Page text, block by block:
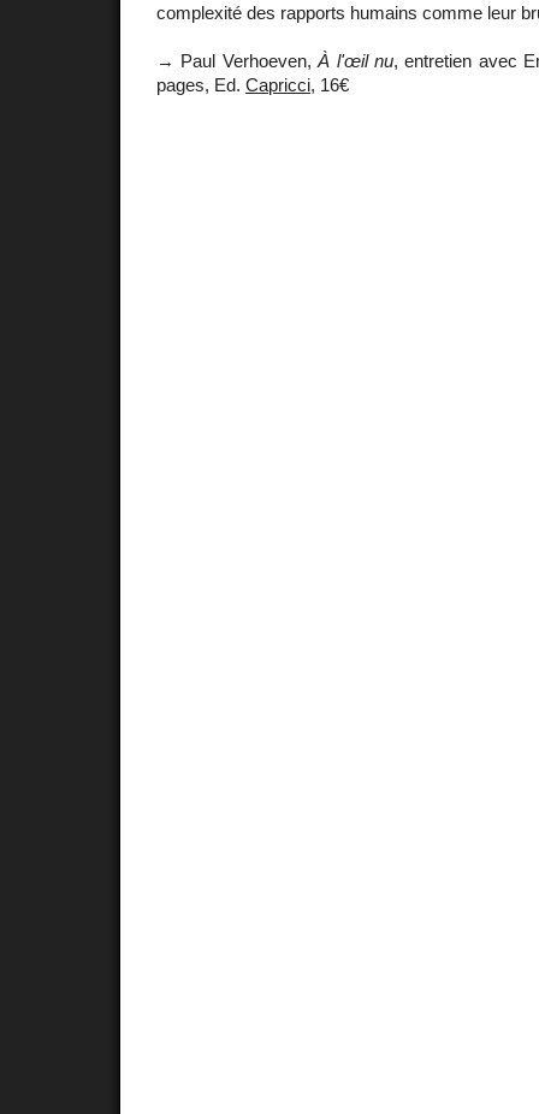
complexité des rapports humains comme leur
→ Paul Verhoeven,À l'œil nu, entretien avec
pages, Ed. Capricci, 16€